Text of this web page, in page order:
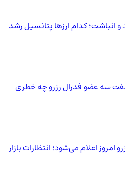
و انباشت؛ کدام ارزها پتانسیل رشد
سه عضو فدرال رزرو چه خطری
اعلام می‌شود؛ انتظارات بازار